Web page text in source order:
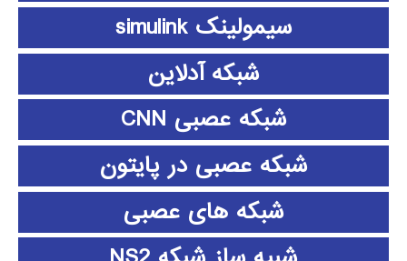
سیمولینک simulink
شبکه آدلاین
شبکه عصبی CNN
شبکه عصبی در پایتون
شبکه های عصبی